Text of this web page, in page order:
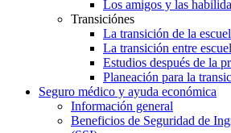
Los amigos y las
Transiciónes
La transición de la
La transición entre
Estudios después de la
Planeación para la
Seguro médico y ayuda económica
Información general
Beneficios de Seguridad de